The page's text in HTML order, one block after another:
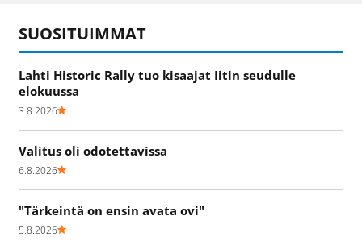
SUOSITUIMMAT
Lahti Historic Rally tuo kisaajat Iitin seudulle
elokuussa
3.8.2026
Valitus oli odotettavissa
6.8.2026
"Tärkeintä on ensin avata ovi"
5.8.2026